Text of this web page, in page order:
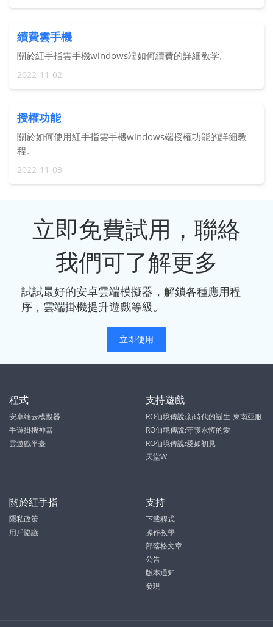
續費雲手機
關於紅手指雲手機windows端如何續費的詳細教学。
2022-11-02
授權功能
關於如何使用紅手指雲手機windows端授權功能的詳細教
程。
2022-11-03
立即免費試用，聯絡
我們可了解更多
試試最好的安卓雲端模擬器，解鎖各種應用程
序，雲端掛機提升遊戲等級。
立即使用
程式
安卓端云模擬器
手遊掛機神器
雲遊戲平臺
支持遊戲
RO仙境傳說:新時代的誕生-東南亞服
RO仙境傳說:守護永恆的愛
RO仙境傳說:愛如初見
天堂W
關於紅手指
隱私政策
用戶協議
支持
下載程式
操作教學
部落格文章
公告
版本通知
發現